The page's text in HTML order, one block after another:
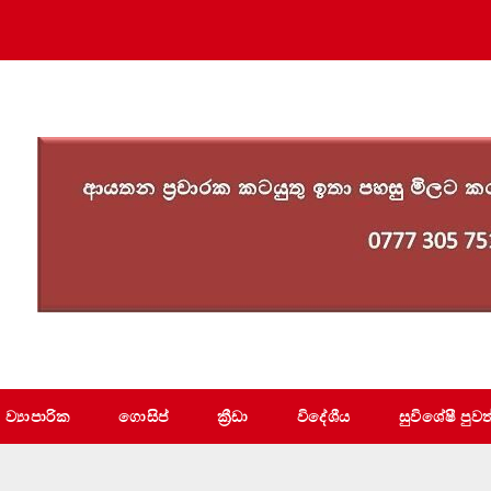
ව්‍යාපාරික ගොසිප් ක්‍රීඩා විදේශීය සුවිශේෂී